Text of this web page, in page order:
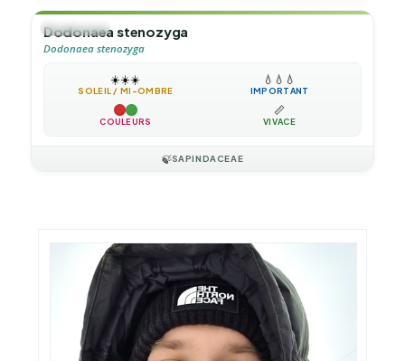
🌲ARBUSTE
Dodonaea stenozyga
Dodonaea stenozyga
☀️☀️☀️
SOLEIL / MI-OMBRE
💧 💧 💧
IMPORTANT
COULEURS
📏
VIVACE
🍃SAPINDACEAE